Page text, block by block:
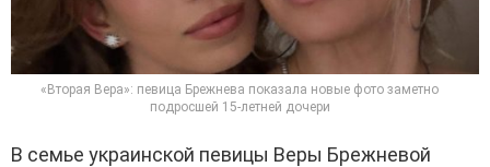
«Вторая Вера»: певица Брежнева показала новые фото заметно
подросшей 15-летней дочери
В семье украинской певицы Веры Брежневой